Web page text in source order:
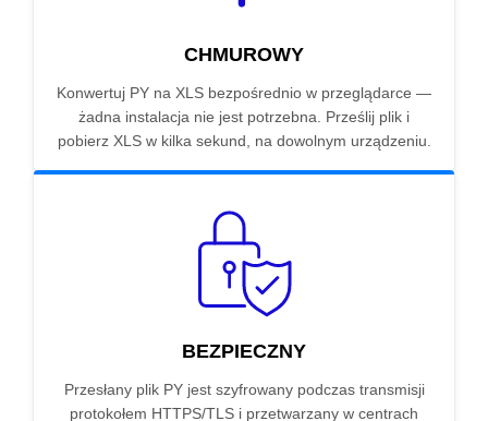
CHMUROWY
Konwertuj PY na XLS bezpośrednio w przeglądarce —
żadna instalacja nie jest potrzebna. Prześlij plik i
pobierz XLS w kilka sekund, na dowolnym urządzeniu.
BEZPIECZNY
Przesłany plik PY jest szyfrowany podczas transmisji
protokołem HTTPS/TLS i przetwarzany w centrach